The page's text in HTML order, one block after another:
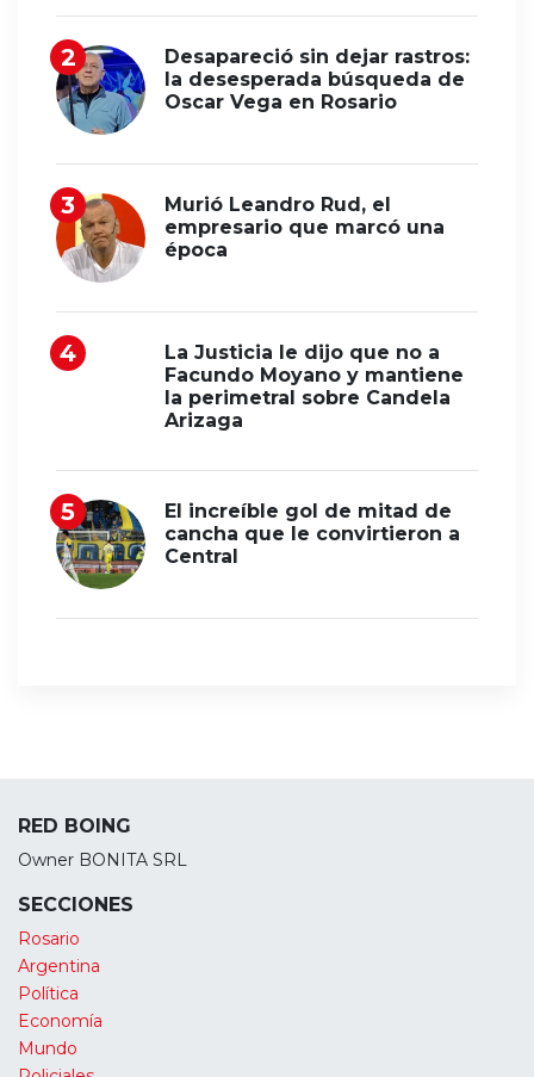
Desapareció sin dejar rastros:
la desesperada búsqueda de
Oscar Vega en Rosario
Murió Leandro Rud, el
empresario que marcó una
época
La Justicia le dijo que no a
Facundo Moyano y mantiene
la perimetral sobre Candela
Arizaga
El increíble gol de mitad de
cancha que le convirtieron a
Central
RED BOING
Owner BONITA SRL
SECCIONES
Rosario
Argentina
Política
Economía
Mundo